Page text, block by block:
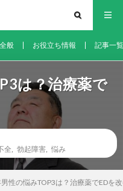
般 お役立ち情報 記事一覧
は？治療薬で
全 勃起障害 悩み
性の悩みTOP3は？治療薬でEDを